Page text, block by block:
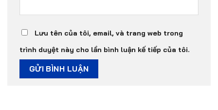
Lưu tên của tôi, email, và trang web trong
trình duyệt này cho lần bình luận kế tiếp của tôi.